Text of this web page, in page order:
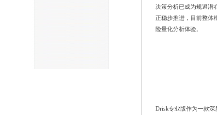
决策分析已成为规避潜
正稳步推进，目前整体
险量化分析体验。
Drisk专业版作为一款深